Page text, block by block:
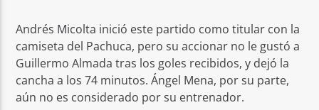
Andrés Micolta inició este partido como titular con la
camiseta del Pachuca, pero su accionar no le gustó a
Guillermo Almada tras los goles recibidos, y dejó la
cancha a los 74 minutos. Ángel Mena, por su parte,
aún no es considerado por su entrenador.